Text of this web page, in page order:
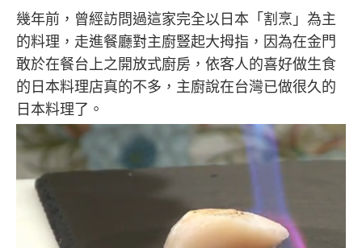
幾年前，曾經訪問過這家完全以日本「割烹」為主
的料理，走進餐廳對主廚豎起大拇指，因為在金門
敢於在餐台上之開放式廚房，依客人的喜好做生食
的日本料理店真的不多，主廚說在台灣已做很久的
日本料理了。